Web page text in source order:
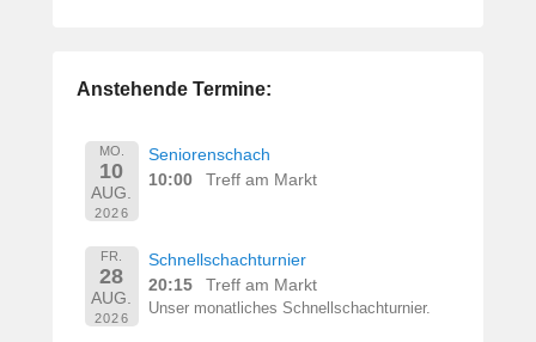
Anstehende Termine:
MO.
10
AUG.
2026
Seniorenschach
10:00
Treff am Markt
FR.
28
AUG.
2026
Schnellschachturnier
20:15
Treff am Markt
Unser monatliches Schnellschachturnier.